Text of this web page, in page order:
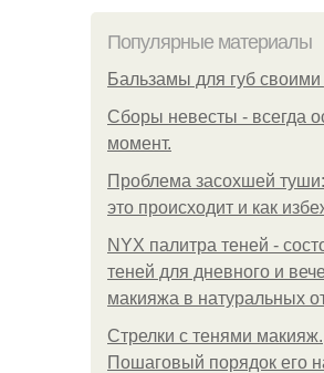
Популярные материалы
Бальзамы для губ своими
Сборы невесты - всегда
момент.
Проблема засохшей
это происходит и как
NYX палитра теней -
теней для дневного и
макияжа в натуральных
Стрелки с тенями макияж.
Пошаговый порядок его